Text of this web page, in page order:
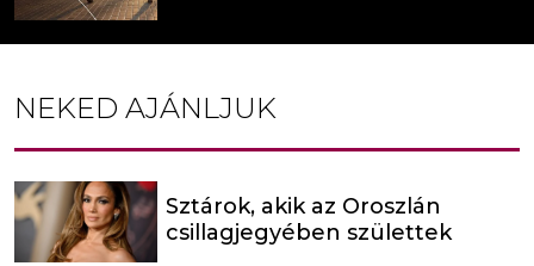
NEKED AJÁNLJUK
Sztárok, akik az Oroszlán
csillagjegyében születtek